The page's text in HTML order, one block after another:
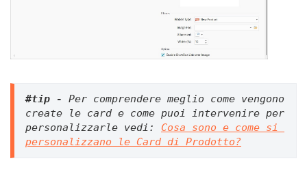
#tip - Per comprendere meglio come vengono
create le card e come puoi intervenire per
personalizzarle vedi: Cosa sono e come si
personalizzano le Card di Prodotto?